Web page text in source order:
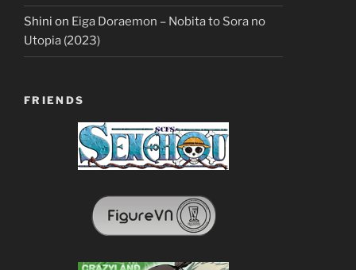
Shini on Eiga Doraemon – Nobita to Sora no
Utopia (2023)
FRIENDS